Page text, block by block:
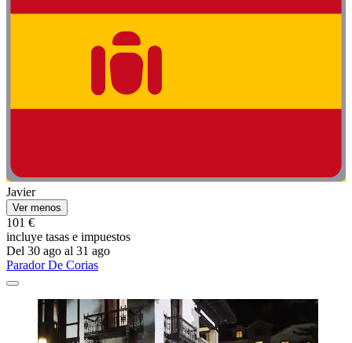
Javier
Ver menos
101 €
incluye tasas e impuestos
Del 30 ago al 31 ago
Parador De Corias